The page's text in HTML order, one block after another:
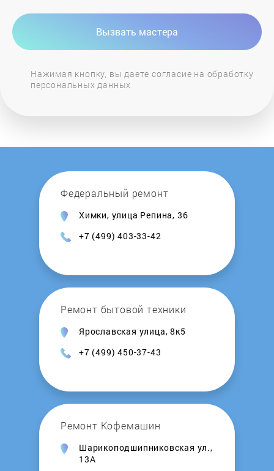
Soundcraft
Soundking
Swissonic
T-Mix
TC-Helicon
Tube Tech
Volta
Yamaha
Вызвать мастера
Нажимая кнопку, вы даете согласие на обработку
персональных данных
Федеральный ремонт
Химки, улица Репина, 36
+7 (499) 403-33-42
Ремонт бытовой техники
Ярославская улица, 8к5
+7 (499) 450-37-43
Ремонт Кофемашин
Шарикоподшипниковская ул.,
13А